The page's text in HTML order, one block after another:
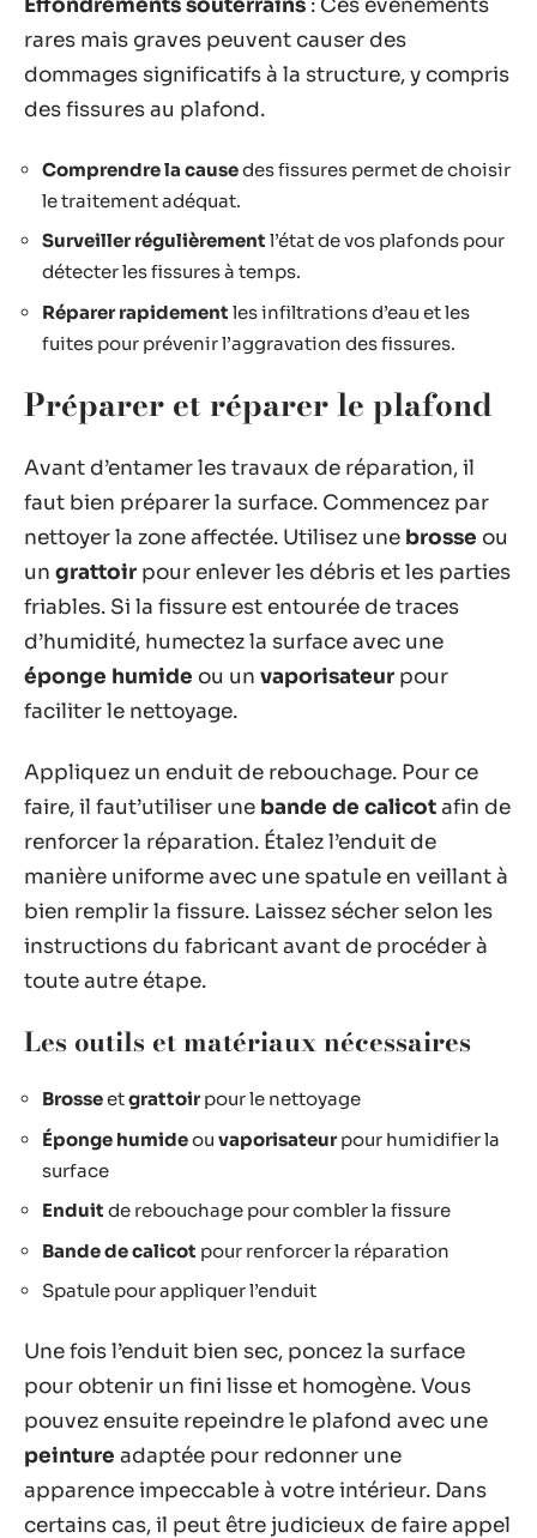
Effondrements souterrains : Ces événements
rares mais graves peuvent causer des
dommages significatifs à la structure, y compris
des fissures au plafond.
Comprendre la causedes fissures permet de choisir
le traitement adéquat.
Surveiller régulièrement l’état de vos plafonds pour
détecter les fissures à temps.
Réparer rapidement les infiltrations d’eau et les
fuites pour prévenir l’aggravation des fissures.
Préparer et réparer le plafond
Avant d’entamer les travaux de réparation, il
faut bien préparer la surface. Commencez par
nettoyer la zone affectée. Utilisez une brosse ou
un grattoir pour enlever les débris et les parties
friables. Si la fissure est entourée de traces
d’humidité, humectez la surface avec une
éponge humide ou un vaporisateur pour
faciliter le nettoyage.
Appliquez un enduit de rebouchage. Pour ce
faire, il faut’utiliser une bande de calicotafin de
renforcer la réparation. Étalez l’enduit de
manière uniforme avec une spatule en veillant à
bien remplir la fissure. Laissez sécher selon les
instructions du fabricant avant de procéder à
toute autre étape.
Les outils et matériaux nécessaires
Brosseetgrattoirpour le nettoyage
Éponge humideou vaporisateurpour humidifier la
surface
Enduit de rebouchage pour combler la fissure
Bande de calicot pour renforcer la réparation
Spatule pour appliquer l’enduit
Une fois l’enduit bien sec, poncez la surface
pour obtenir un fini lisse et homogène. Vous
pouvez ensuite repeindre le plafond avec une
peinture adaptée pour redonner une
apparence impeccable à votre intérieur. Dans
certains cas, il peut être judicieux de faire appel